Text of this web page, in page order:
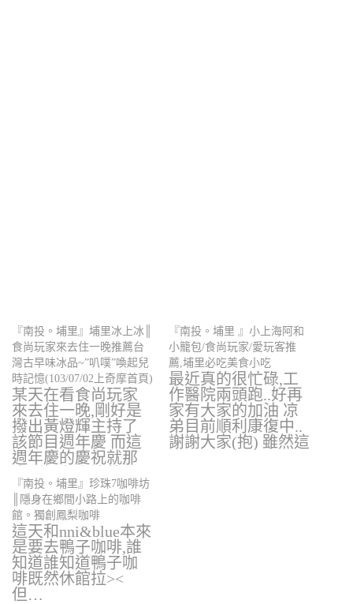
『南投。埔里』埔里冰上冰║
食尚玩家來去住一晚推薦台
灣古早味冰品~”叭噗”喚起兒
時記憶(103/07/02上奇摩首頁)
某天在看食尚玩家
來去住一晚,剛好是
撥出黃燈輝主持了
該節目週年慶 而這
週年慶的慶祝就那
麼剛好在小涼的
家…
『南投。埔里 』小上海阿和
小籠包/食尚玩家/愛玩客推
薦,埔里必吃美食小吃
最近真的很忙碌,工
作醫院兩頭跑..好再
家有大家的加油 凉
弟目前順利康復中..
謝謝大家(抱) 雖然這
『南投。埔里』珍珠7咖啡坊
║隱身在鄉間小路上的咖啡
館。獨創鳳梨咖啡
這天和nni&blue本來
是要去鴨子咖啡,誰
知道誰知道鴨子咖
啡既然休館拉><
但…